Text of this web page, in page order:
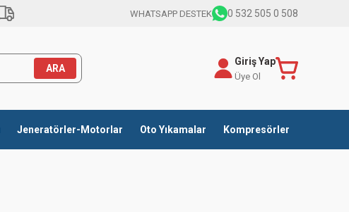
WHATSAPP DESTEK 0 532 505 0 508
ARA
Giriş Yap
Üye Ol
Jeneratörler-Motorlar Oto Yıkamalar Kompresörler